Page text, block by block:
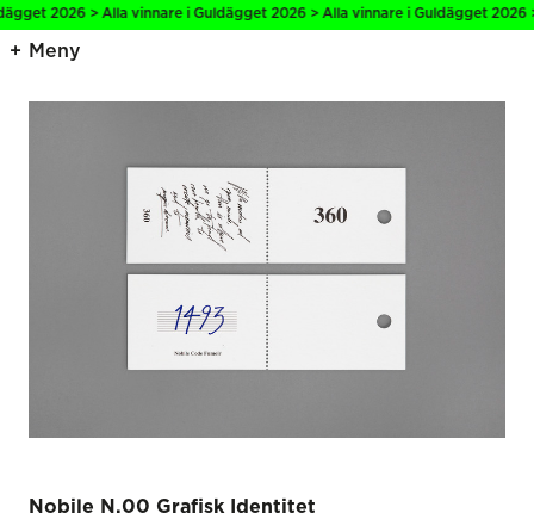
2026 > Alla vinnare i Guldägget 2026 > Alla vinnare i Guldägget 2026
Meny
Nobile N.00 Grafisk Identitet